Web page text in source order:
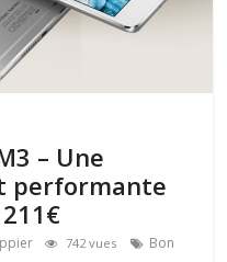
– Une
performante
742 vues
Bon